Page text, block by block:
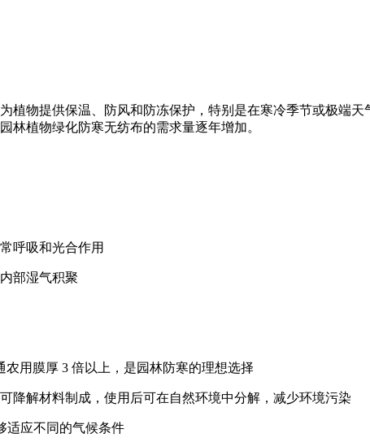
植物提供保温、防风和防冻保护，特别是在寒冷季节或极端
林植物绿化防寒无纺布的需求量逐年增加。
呼吸和光合作用
部湿气积聚
农用膜厚 3 倍以上，是园林防寒的理想选择
降解材料制成，使用后可在自然环境中分解，减少环境污染
适应不同的气候条件